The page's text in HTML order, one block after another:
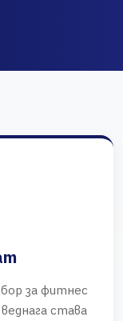
за фитнес
става